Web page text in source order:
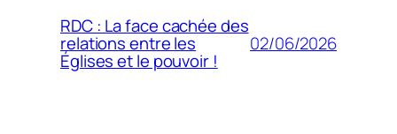
RDC : La face cachée des
relations entre les
Églises et le pouvoir !
02/06/2026